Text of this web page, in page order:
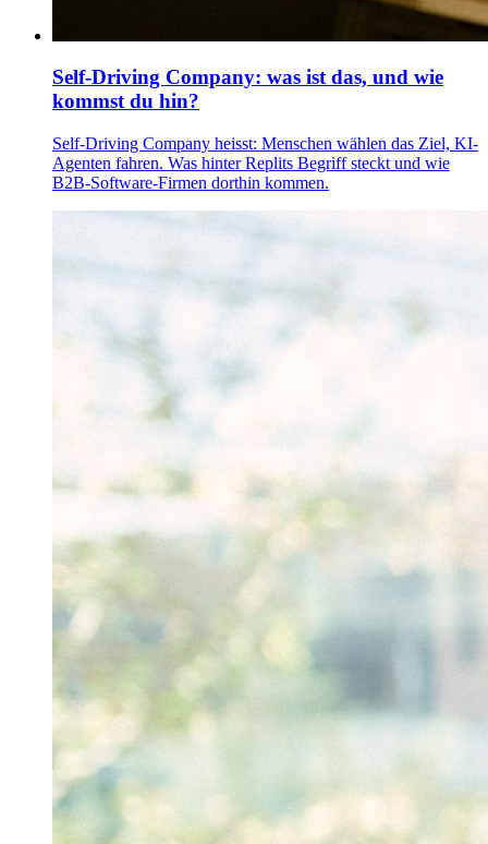
Self-Driving Company: was ist das, und wie
kommst du hin?
Self-Driving Company heisst: Menschen wählen das Ziel, KI-
Agenten fahren. Was hinter Replits Begriff steckt und wie
B2B-Software-Firmen dorthin kommen.